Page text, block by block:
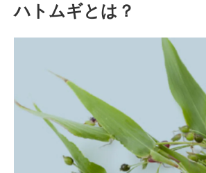
ハトムギとは？